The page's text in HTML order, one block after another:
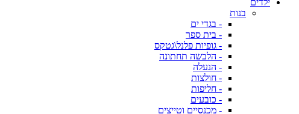
ילדים
בנות
- בגדי ים
- בית ספר
- גופיות פלנל\גטקס
- הלבשה תחתונה
- הנעלה
- חולצות
- חליפות
- כובעים
- מכנסיים וטייצים